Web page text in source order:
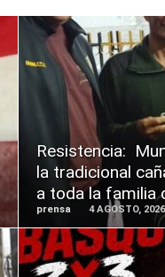
Resistencia:
la tradicional
a toda la familia
prensa 4 AGOSTO, 2026